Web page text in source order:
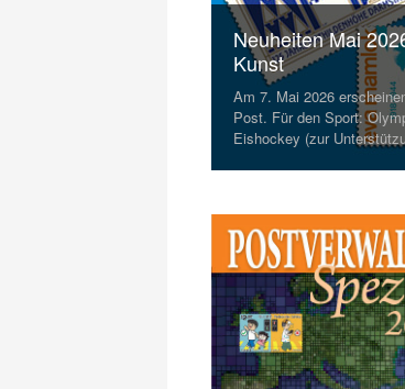
Neuheiten Mai
Kunst
Am 7. Mai 2026
Post. Für den Sport:
Eishockey (zur